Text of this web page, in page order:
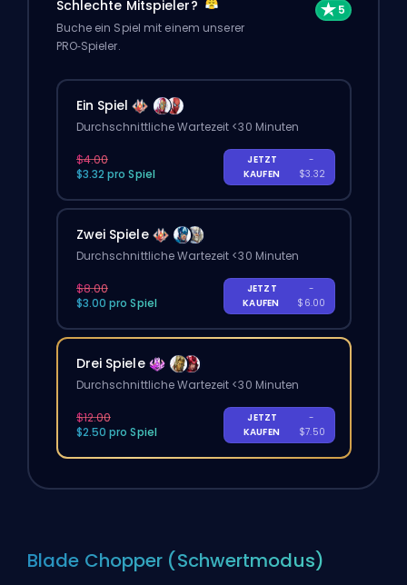
Schlechte Mitspieler?
Buche ein Spiel mit einem unserer
PRO‑Spieler.
Ein Spiel
Durchschnittliche Wartezeit <30 Minuten
$4.00
$3.32 pro Spiel
JETZT
KAUFEN
-
$3.32
Zwei Spiele
Durchschnittliche Wartezeit <30 Minuten
$8.00
$3.00 pro Spiel
JETZT
KAUFEN
-
$6.00
Drei Spiele
Durchschnittliche Wartezeit <30 Minuten
$12.00
$2.50 pro Spiel
JETZT
KAUFEN
-
$7.50
Blade Chopper (Schwertmodus)